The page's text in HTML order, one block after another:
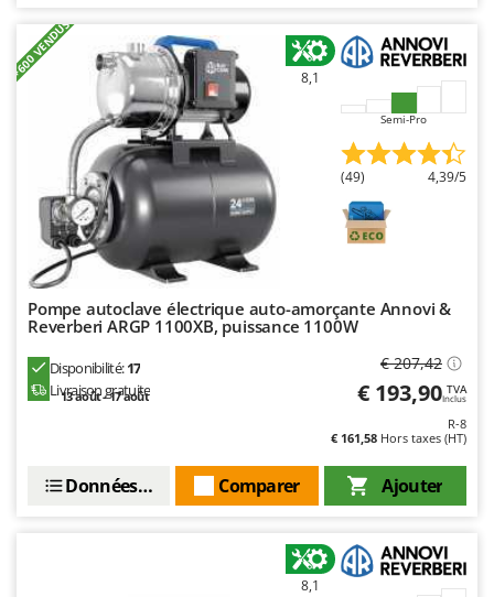
Mastercook
Masterpro
McCulloch
MCH
Michelin
Mille
Minox
Mockmill
More than chef
MOVA
+600 VENDUS 8,1
Semi-Pro
(49) 4,39/5
Pompe autoclave électrique auto-amorçante Annovi &
Reverberi ARGP 1100XB, puissance 1100W
Disponibilité:17
Livraison gratuite
13 août - 17 août
€ 207,42
€ 193,90 TVA
Inclus
R-8
€ 161,58 Hors taxes (HT)
Ajouter
Comparer
Données techniques
8,1